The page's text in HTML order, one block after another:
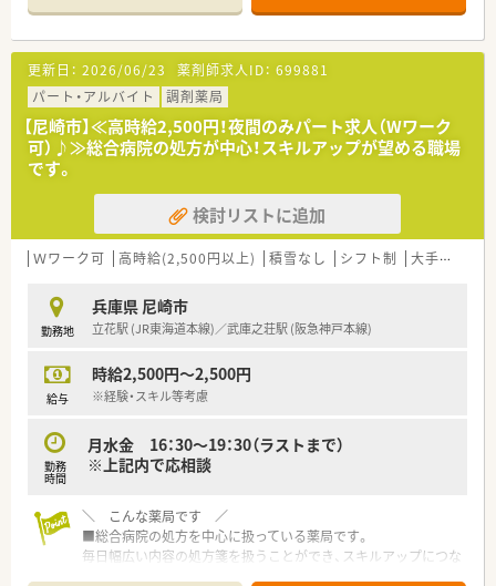
＼ こんな方にオススメです ／
■高時給のWワーク先を検討されている方
■短時間のパート求人を探されている方など
＼ こんな法人様です ／
■ 大阪に本社を置き、全国に130以上の店舗を展開している薬局
です。
「医療」「介護」「福祉」と幅広い分野で実績のある
部にも取り入れている点が強みです。
更新日： 2026/06/23 薬剤師求人ID： 699881
パート・アルバイト
調剤薬局
【尼崎市】≪高時給2,500円！夜間のみパート求人（Wワーク
可）♪≫総合病院の処方が中心！スキルアップが望める職場
です。
検討リストに追加
Ｗワーク可 高時給(2,500円以上) 積雪なし シフト制 大手チェーン
勤務地
兵庫県 尼崎市
立花駅 (JR東海道本線)／武庫之荘駅 (阪急神戸本線)
給与
時給2,500円～2,500円
※経験・スキル等考慮
勤務
時間
月水金 16：30～19：30（ラストまで）
※上記内で応相談
＼ こんな薬局です ／
■総合病院の処方を中心に扱っている薬局です。
毎日幅広い内容の処方箋を扱うことができ、スキルアップにつな